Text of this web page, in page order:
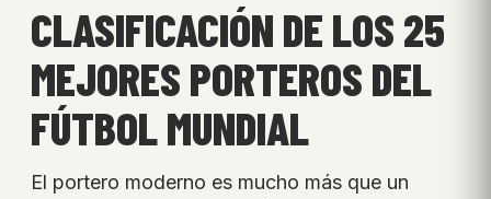
CLASIFICACIÓN DE LOS 25
MEJORES PORTEROS DEL
FÚTBOL MUNDIAL
El portero moderno es mucho más que un